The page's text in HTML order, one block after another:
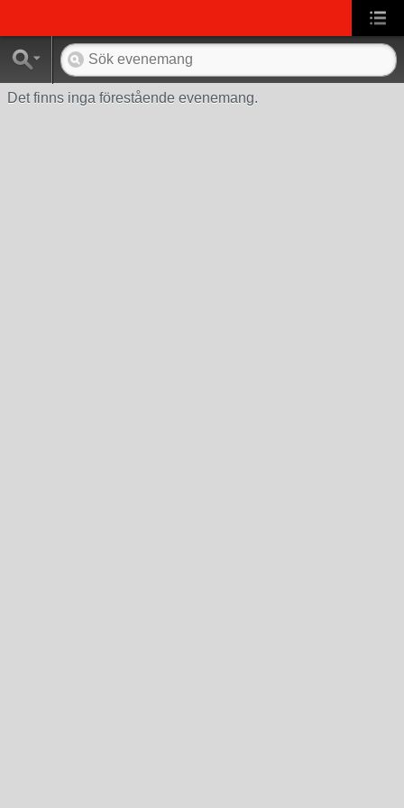
Det finns inga förestående evenemang.